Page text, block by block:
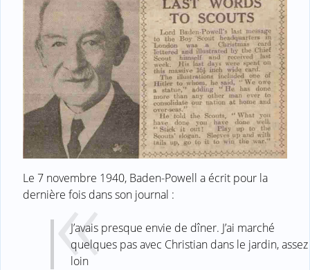
Le 7 novembre 1940, Baden-Powell a écrit pour la
dernière fois dans son journal :
J’avais presque envie de dîner. J’ai marché
quelques pas avec Christian dans le jardin, assez
loin